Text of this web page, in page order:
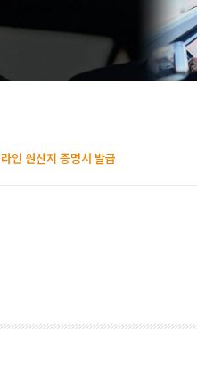
인 원산지 증명서 발급